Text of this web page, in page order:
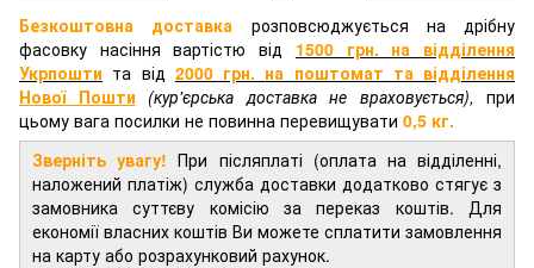
Безкоштовна доставка розповсюджується на дрібну
фасовку насіння вартістю від 1500 грн. на відділення
Укрпошти та від 2000 грн. на поштомат та відділення
Нової Пошти (кур'єрська доставка не враховується), при
цьому вага посилки не повинна перевищувати 0,5 кг.
Зверніть увагу! При післяплаті (оплата на відділенні,
наложений платіж) служба доставки додатково стягує з
замовника суттєву комісію за переказ коштів. Для
економії власних коштів Ви можете сплатити замовлення
на карту або розрахунковий рахунок.